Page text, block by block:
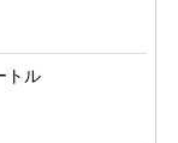
トル